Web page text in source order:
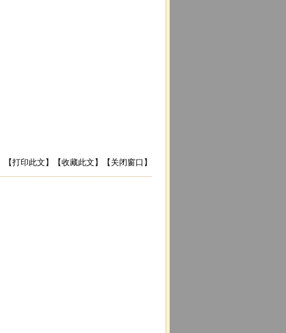
【打印此文 】【收藏此文 】【 关闭窗口 】